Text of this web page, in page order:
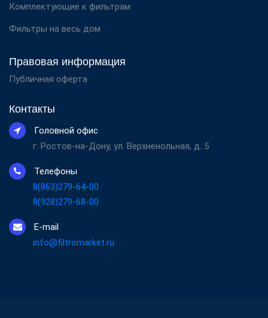
Комплектующие к фильтрам
Фильтры на весь дом
Правовая информация
Публичная оферта
Контакты
Головной офис
г. Ростов-на-Дону, ул. Верхненольная, д. 5
Телефоны
8(863)279-64-00
8(928)279-68-00
E-mail
info@filtromarket.ru